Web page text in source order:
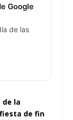
Google
de las
de la
de fin